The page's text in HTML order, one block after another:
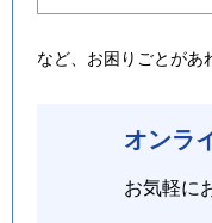
など、お困りごとがあ
オンラ
お気軽に